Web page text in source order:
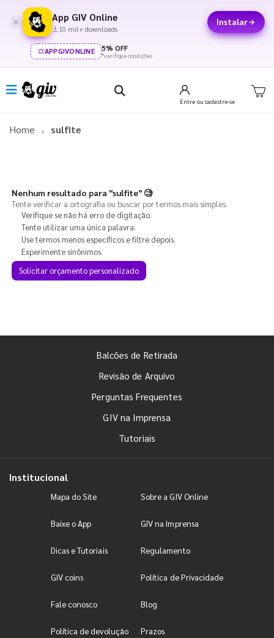
App GIV Online
10 mil+ downloads
Instalar
APPGIVONLINE 5% OFF
*verifique condições
Entre ou cadastre-se
Home sulfite
Nenhum resultado para "sulfite"🧐
Tente verificar a ortografia ou buscar por termos mais simples.
Verifique se não há erro de digitação.
Tente utilizar uma única palavra.
Use termos menos específicos e filtre depois.
Experimente sinônimos.
Solicitar orçamento personalizado
Balcões de Retirada
Revisão de Arquivo
Perguntas Frequentes
GIV na Imprensa
Tutoriais
Institucional
Mapa do Site Sobre a GIV Online
Baixe o App GIV na Imprensa
Dicas e Tutoriais Regulamento
GIV coins Política de Privacidade
Fale conosco Blog
Política de devolução Prazos